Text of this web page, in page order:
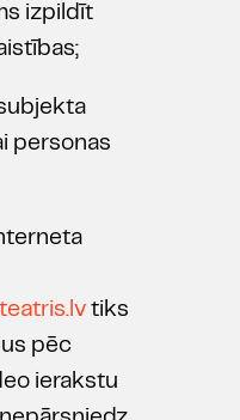
izpildīt
personas
tiks
pēc
ierakstu